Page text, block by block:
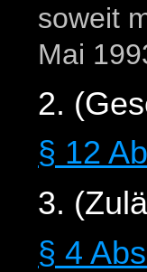
soweit
Mai
2.
§ 12
3.
§ 4